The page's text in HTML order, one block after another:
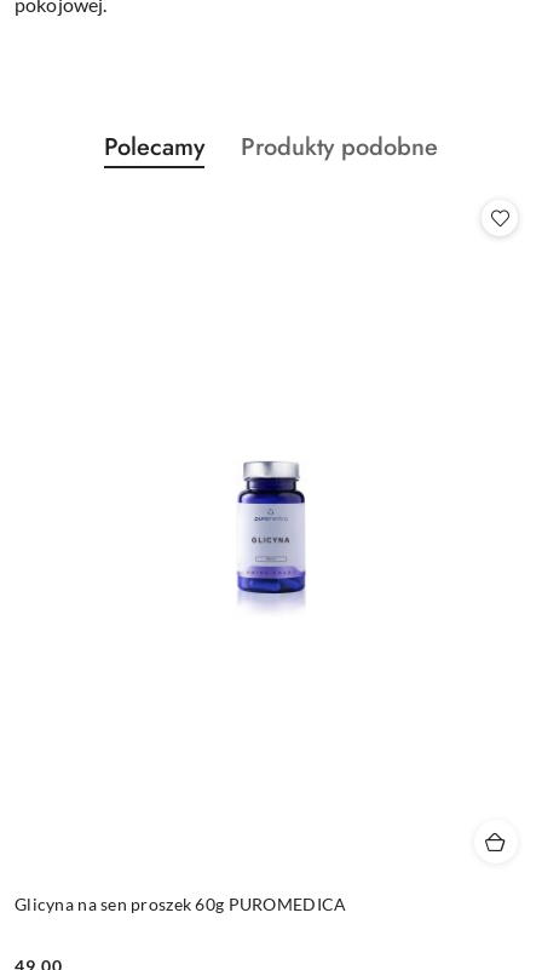
Pomiń karuzelę produktów
Produkty
o
Polecamy
Produkty
Produkty podobne
Glicyna na sen proszek 60g PUROMEDICA